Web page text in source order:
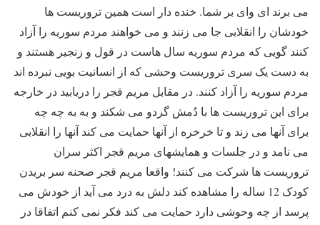
می برند ای وای بر شما. خنده دار است همین تروریست ها
خودشان را انقلابی جا می زنند و می خواهند مردم سوریه را آزاد
کنند گویی که مردم سوریه سال هاست در قول و زنجیر هستند و
به دست یک سری تروریست وحشی که از انسانیت بویی نبرده اند
مردم سوریه را آزاد کنند. در مقابل مریم قجر را دریابید در خارجه
برای این تروریست ها با دُمش گردو می شکند و به به چه چه
برای آنها می زند و تا خرخره از آنها حمایت می کند آنها را انقلابی
می نامد و در جلسات و همایشهای مریم قجر اکثر سران
تروریست ها شرکت می کنند! واقعا مریم قجر صحنه سر بریدن
کودک 12 ساله را مشاهده کند دلش به درد می آید از خودش می
پرسد از چه وحوشی دارد حمایت می کند فکر نمی کنم اتفاقا در